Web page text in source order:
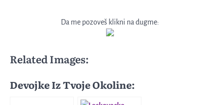
Da me pozoveš klikni na dugme:
Related Images:
Devojke Iz Tvoje Okoline: